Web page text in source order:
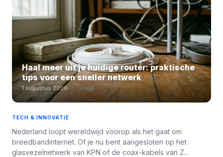
Haal meer uit je huidige router: praktische
tips voor een sneller netwerk
1 augustus 2026
TECH & INNOVATIE
Nederland loopt wereldwijd voorop als het gaat om
breedbandinternet. Of je nu bent aangesloten op het
glasvezelnetwerk van KPN of de coax-kabels van Z...